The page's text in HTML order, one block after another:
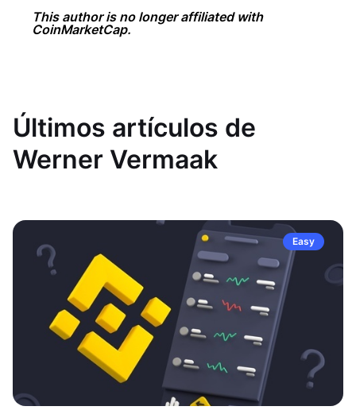
This author is no longer affiliated with
CoinMarketCap.
Últimos artículos de
Werner Vermaak
Easy